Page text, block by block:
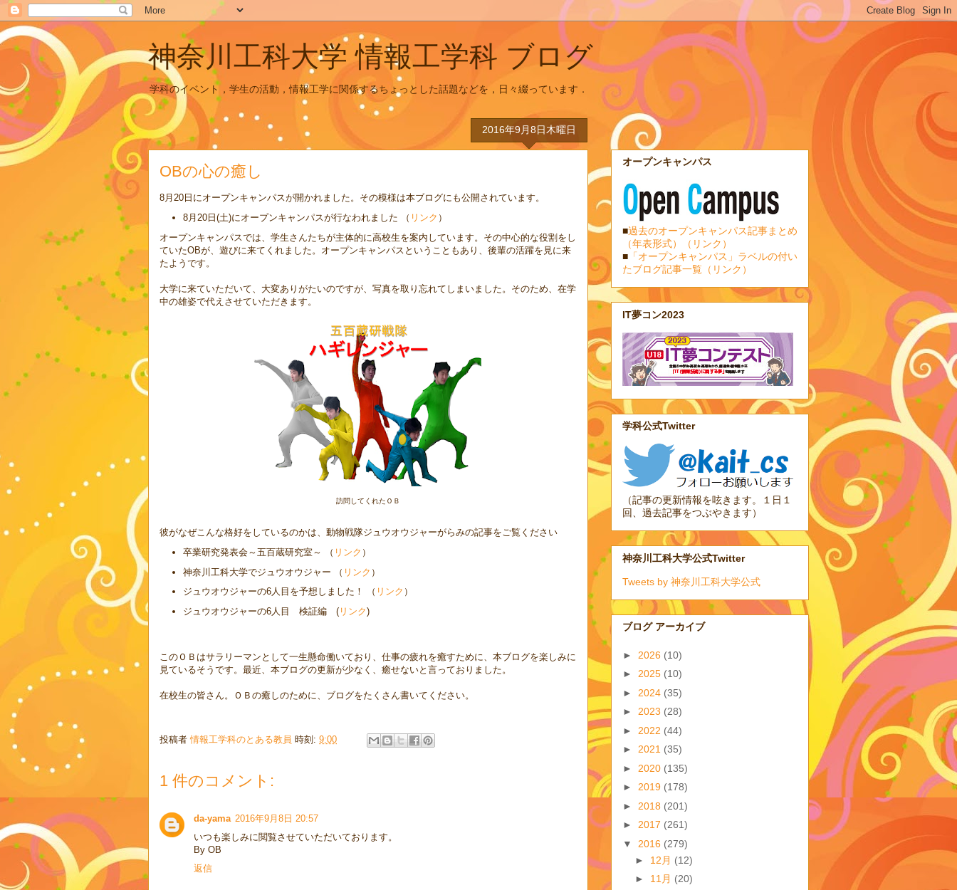
神奈川工科大学 情報工学科 ブログ
学科のイベント，学生の活動，情報工学に関係するちょっとした話題などを，日々綴っています．
2016年9月8日木曜日
OBの心の癒し
8月20日にオープンキャンパスが開かれました。その模様は本ブログにも公開されています。
8月20日(土)にオープンキャンパスが行なわれました （ リンク ）
オープンキャンパスでは、学生さんたちが主体的に高校生を案内しています。その中心的な役割をし
ていたOBが、遊びに来てくれました。オープンキャンパスということもあり、後輩の活躍を見に来
たようです。
大学に来ていただいて、大変ありがたいのですが、写真を取り忘れてしまいました。そのため、在学
中の雄姿で代えさせていただきます。
訪問してくれたＯＢ
彼がなぜこんな格好をしているのかは、動物戦隊ジュウオウジャーがらみの記事をご覧ください
卒業研究発表会～五百蔵研究室～ （ リンク ）
神奈川工科大学でジュウオウジャー （ リンク ）
ジュウオウジャーの6人目を予想しました！ （ リンク ）
ジュウオウジャーの6人目 検証編 (リンク)
このＯＢはサラリーマンとして一生懸命働いており、仕事の疲れを癒すために、本ブログを楽しみに
見ているそうです。最近、本ブログの更新が少なく、癒せないと言っておりました。
在校生の皆さん。ＯＢの癒しのために、ブログをたくさん書いてください。
投稿者情報工学科のとある教員 時刻: 9:00
1 件のコメント:
da-yama 2016年9月8日 20:57
いつも楽しみに閲覧させていただいております。
By OB
返信
オープンキャンパス
■過去のオープンキャンパス記事まとめ
（年表形式）（リンク）
■ 「オープンキャンパス」ラベルの付い
たブログ記事一覧（リンク）
IT夢コン2023
学科公式Twitter
（記事の更新情報を呟きます。１日１
回、過去記事をつぶやきます）
神奈川工科大学公式Twitter
Tweets by 神奈川工科大学公式
ブログ アーカイブ
► 2026 (10)
► 2025 (10)
► 2024 (35)
► 2023 (28)
► 2022 (44)
► 2021 (35)
► 2020 (135)
► 2019 (178)
► 2018 (201)
► 2017 (261)
▼ 2016 (279)
► 12月 (12)
► 11月 (20)